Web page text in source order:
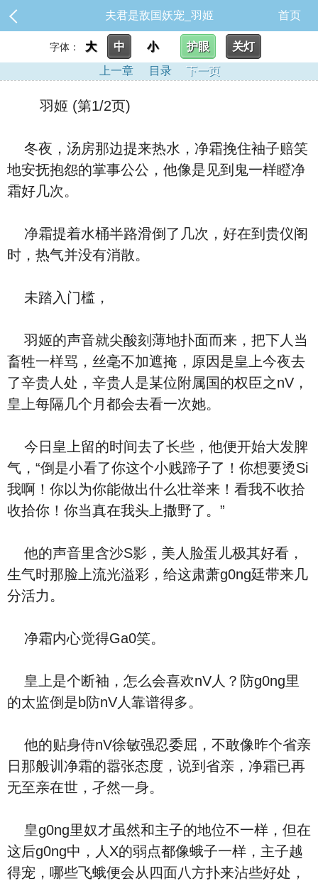
夫君是敌国妖宠_羽姬 首页
字体： 大 中 小 护眼
关灯
上一章
目录 下一页
羽姬 (第1/2页)
冬夜，汤房那边提来热水，净霜挽住袖子赔笑
地安抚抱怨的掌事公公，他像是见到鬼一样瞪净
霜好几次。
净霜提着水桶半路滑倒了几次，好在到贵仪阁
时，热气并没有消散。
未踏入门槛，
羽姬的声音就尖酸刻薄地扑面而来，把下人当
畜牲一样骂，丝毫不加遮掩，原因是皇上今夜去
了辛贵人处，辛贵人是某位附属国的权臣之nV，
皇上每隔几个月都会去看一次她。
今日皇上留的时间去了长些，他便开始大发脾
气，“倒是小看了你这个小贱蹄子了！你想要烫Si
我啊！你以为你能做出什么壮举来！看我不收拾
收拾你！你当真在我头上撒野了。”
他的声音里含沙S影，美人脸蛋儿极其好看，
生气时那脸上流光溢彩，给这肃萧g0ng廷带来几
分活力。
净霜内心觉得Ga0笑。
皇上是个断袖，怎么会喜欢nV人？防g0ng里
的太监倒是b防nV人靠谱得多。
他的贴身侍nV徐敏强忍委屈，不敢像昨个省亲
日那般训净霜的嚣张态度，说到省亲，净霜已再
无至亲在世，孑然一身。
皇g0ng里奴才虽然和主子的地位不一样，但在
这后g0ng中，人X的弱点都像蛾子一样，主子越
得宠，哪些飞蛾便会从四面八方扑来沾些好处，